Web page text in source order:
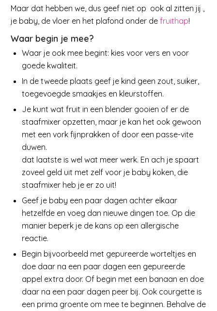
Maar dat hebben we, dus geef niet op ook al zitten jij ,
je baby, de vloer en het plafond onder defruithap!
Waar begin je mee?
Waar je ook mee begint: kies voor vers en voor
goede kwaliteit.
In de tweede plaats geef je kind geen zout, suiker,
toegevoegde smaakjes en kleurstoffen.
Je kunt wat fruit in een blender gooien of er de
staafmixer opzetten, maar je kan het ook gewoon
met een vork fijnprakken of door een passe-vite
duwen.
dat laatste is wel wat meer werk. En ach je spaart
zoveel geld uit met zelf voor je baby koken, die
staafmixer heb je er zo uit!
Geef je baby een paar dagen achter elkaar
hetzelfde en voeg dan nieuwe dingen toe. Op die
manier beperk je de kans op een allergische
reactie.
Begin bijvoorbeeld met gepureerde worteltjes en
doe daar na een paar dagen een gepureerde
appel extra door. Of begin met een banaan en doe
daar na een paar dagen peer bij. Ook courgette is
een prima groente om mee te beginnen. Behalve de